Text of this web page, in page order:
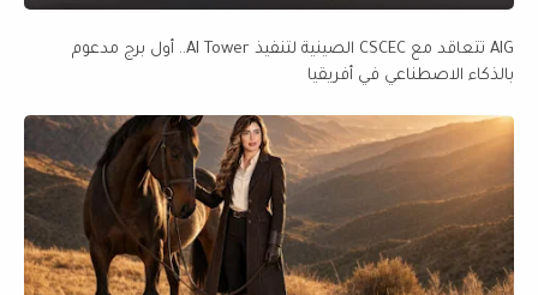
AIG تتعاقد مع CSCEC الصينية لتنفيذ AI Tower.. أول برج مدعوم
بالذكاء الاصطناعي في أفريقيا